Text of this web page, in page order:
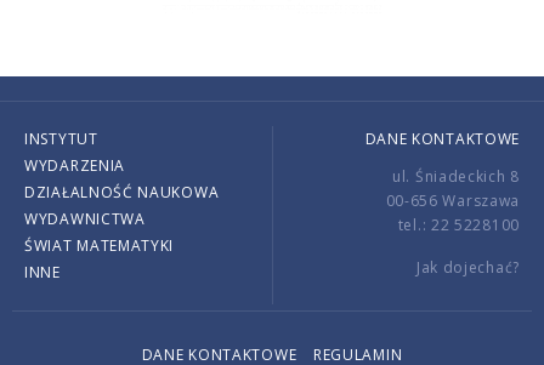
INSTYTUT
WYDARZENIA
DZIAŁALNOŚĆ NAUKOWA
WYDAWNICTWA
ŚWIAT MATEMATYKI
INNE
DANE KONTAKTOWE
ul. Śniadeckich 8
00-656 Warszawa
tel.: 22 5228100
Jak dojechać?
DANE KONTAKTOWE REGULAMIN